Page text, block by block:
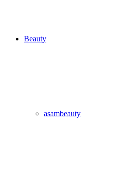
Beauty
asambeauty